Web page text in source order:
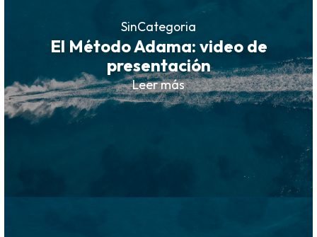
SinCategoria
El Método Adama: video de
presentación
Leer más